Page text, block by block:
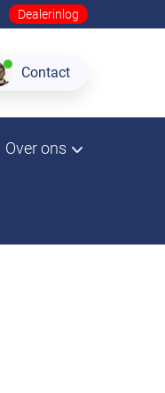
Dealerinlog
Contact
Over ons